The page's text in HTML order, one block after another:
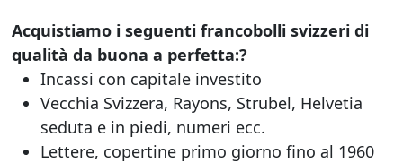
Acquistiamo i seguenti francobolli svizzeri di
qualità da buona a perfetta:?
Incassi con capitale investito
Vecchia Svizzera, Rayons, Strubel, Helvetia
seduta e in piedi, numeri ecc.
Lettere, copertine primo giorno fino al 1960